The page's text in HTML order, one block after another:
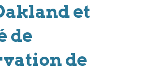
et
de
de